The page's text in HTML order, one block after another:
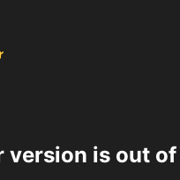
version is out